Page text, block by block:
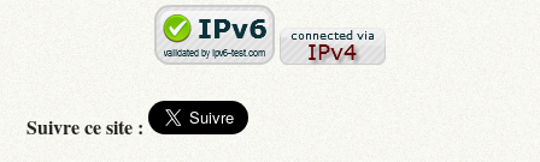
Suivre ce site :